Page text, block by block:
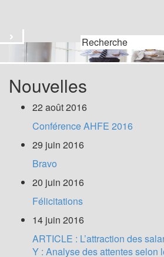
Menu
Nouvelles
22 août 2016
Conférence AHFE 2016
29 juin 2016
Bravo
20 juin 2016
Félicitations
14 juin 2016
ARTICLE : L’attraction des
Y : Analyse des attentes selon